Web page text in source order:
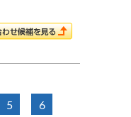
5 6